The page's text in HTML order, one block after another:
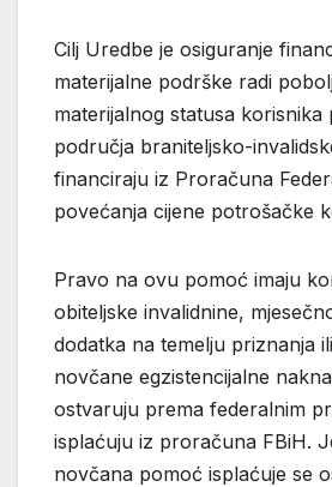
Cilj Uredbe je osiguranje
materijalne podrške radi
materijalnog statusa korisnika
područja braniteljsko-
financiraju iz Proračuna
povećanja cijene potrošačke
Pravo na ovu pomoć imaju
obiteljske invalidnine,
dodatka na temelju priznanja
novčane egzistencijalne
ostvaruju prema federalnim
isplaćuju iz proračuna FBiH.
novčana pomoć isplaćuje se